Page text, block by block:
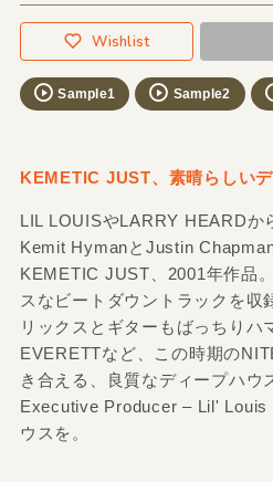
Wishlist
Sample1 Sample2
KEMETIC JUST、素晴らしいデ
LIL LOUISやLARRY HEARDか
Kemit HymanとJustin
KEMETIC JUST、2001年作品
スなビートダウントラックを収
リックスとギターもばっちりハ
EVERETTなど、この時期の
き合える、良質なディープハウ
Executive Producer – Lil'
ウスを。